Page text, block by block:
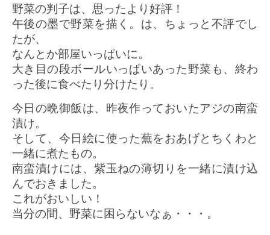
野菜の判子は、思ったより好評！
午後の墨で野菜を描く。は、ちょっと不評でし
たが、
なんとか部屋いっぱいに。
大き目の段ボールいっぱいあった野菜も、終わ
った後に食べたり分けたり。
今日の晩御飯は、昨夜作っておいたアジの南蛮
漬け。
そして、今日絵に使った蕪をおあげとちくわと
一緒に煮たもの。
南蛮漬けには、紫玉ねの薄切りを一緒に漬け込
んでおきました。
これがおいしい！
当分の間、野菜に困らないなぁ・・・。